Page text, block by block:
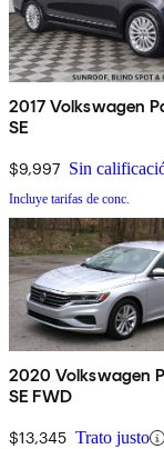
2017 Volkswagen
SE
$9,997 Sin
Incluye tarifas de conc.
2020 Volkswagen
SE FWD
$13,345 Trato justo